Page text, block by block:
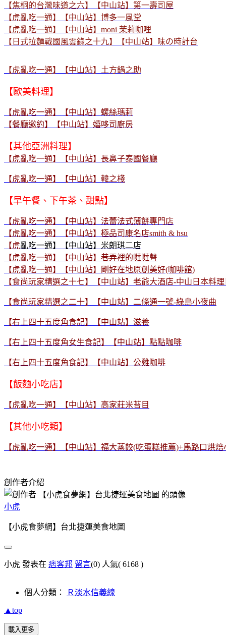
【焦桐的台灣味道之六】【中山站】第一壽司屋
【虎亂吃一通】【中山站】博多一風堂
【虎亂吃一通】【中山站】moni 茉莉咖哩
【日式拉麵戰國風雲錄之十九】【中山站】味の時計台
【虎亂吃一通】【中山站】土方鍋之助
【歐美料理】
【虎亂吃一通】【中山站】螺絲瑪莉
【餐廳邀約】【中山站】嬉哆司廚房
【其他亞洲料理】
【虎亂吃一通】【中山站】長鼻子泰國餐廳
【虎亂吃一通】【中山站】韓之棧
【早午餐、下午茶、甜點】
【虎亂吃一通】【中山站】法蕾法式薄餅專門店
【虎亂吃一通】【中山站】極品司康名店smith & hsu
【虎亂吃一通】【中山站】米朗琪二店
【虎亂吃一通】【中山站】巷弄裡的噠噠聲
【虎亂吃一通】【中山站】剛好在地原創美好(咖啡館)
【食尚玩家精選之十七】【中山站】老爺大酒店-中山日本料
【食尚玩家精選之二十】【中山站】二條通一號-綠島小夜曲
【右上四十五度角食記】【中山站】滋養
【右上四十五度角女生食記】【中山站】點點咖啡
【右上四十五度角食記】【中山站】公雞咖啡
【飯麵小吃店】
【虎亂吃一通】【中山站】高家莊米苔目
【其他小吃類】
【虎亂吃一通】【中山站】福大蒸餃(吃蛋糕推薦)+馬路口烘焙
創作者介紹
小虎
【小虎食夢網】台北捷運美食地圖
小虎 發表在 痞客邦 留言(0) 人氣( 6168 )
個人分類： Ｒ淡水信義線
▲top
載入更多